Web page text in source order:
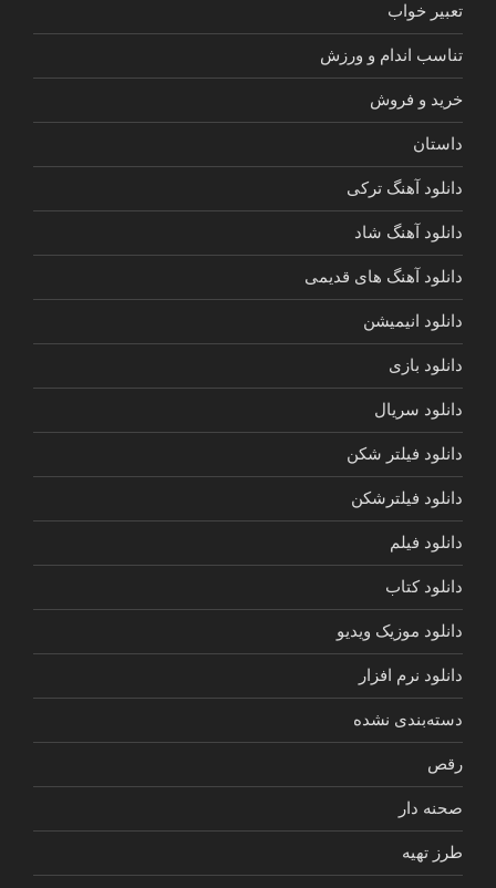
تعبیر خواب
تناسب اندام و ورزش
خرید و فروش
داستان
دانلود آهنگ ترکی
دانلود آهنگ شاد
دانلود آهنگ های قدیمی
دانلود انیمیشن
دانلود بازی
دانلود سریال
دانلود فیلتر شکن
دانلود فیلترشکن
دانلود فیلم
دانلود کتاب
دانلود موزیک ویدیو
دانلود نرم افزار
دسته‌بندی نشده
رقص
صحنه دار
طرز تهیه